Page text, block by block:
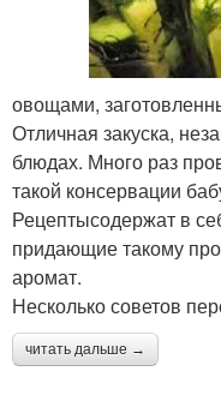
овощами,
Отличная закуска,
блюдах. Много раз
такой консервации
Рецептысодержат в
придающие такому
аромат.
Несколько советов
читать дальше →